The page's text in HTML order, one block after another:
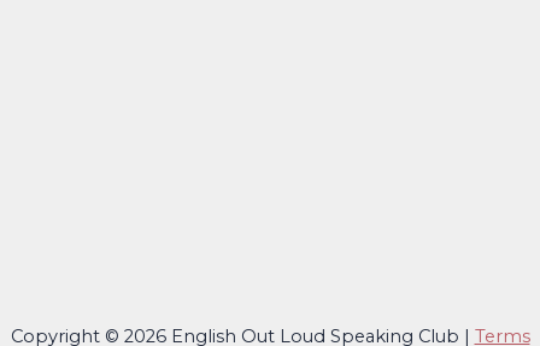
Copyright © 2026 English Out Loud Speaking Club | Terms